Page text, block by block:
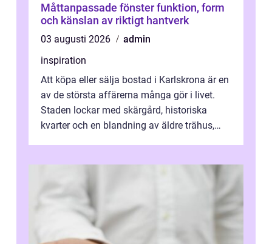
Måttanpassade fönster funktion, form
och känslan av riktigt hantverk
03 augusti 2026
admin
inspiration
Att köpa eller sälja bostad i Karlskrona är en
av de största affärerna många gör i livet.
Staden lockar med skärgård, historiska
kvarter och en blandning av äldre trähus,